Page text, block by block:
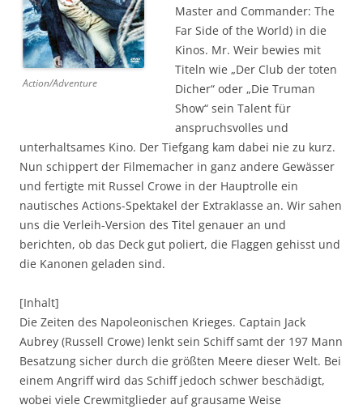
Action/Adventure
Master and Commander: The
Far Side of the World) in die
Kinos. Mr. Weir bewies mit
Titeln wie „Der Club der toten
Dicher“ oder „Die Truman
Show“ sein Talent für
anspruchsvolles und
unterhaltsames Kino. Der Tiefgang kam dabei nie zu kurz.
Nun schippert der Filmemacher in ganz andere Gewässer
und fertigte mit Russel Crowe in der Hauptrolle ein
nautisches Actions-Spektakel der Extraklasse an. Wir sahen
uns die Verleih-Version des Titel genauer an und
berichten, ob das Deck gut poliert, die Flaggen gehisst und
die Kanonen geladen sind.
[Inhalt]
Die Zeiten des Napoleonischen Krieges. Captain Jack
Aubrey (Russell Crowe) lenkt sein Schiff samt der 197 Mann
Besatzung sicher durch die größten Meere dieser Welt. Bei
einem Angriff wird das Schiff jedoch schwer beschädigt,
wobei viele Crewmitglieder auf grausame Weise